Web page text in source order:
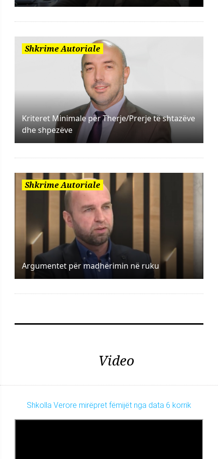
Shkrime Autoriale
Kriteret Minimale për Therje/Prerje të shtazëve
dhe shpezëve
Shkrime Autoriale
Argumentet për madhërimin në ruku
Video
Shkolla Verore mirëpret fëmijët nga data 6 korrik